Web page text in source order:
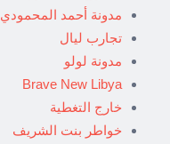
مدونة أحمد المحمودي
تجارب ليال
مدونة لولو
Brave New Libya
خارج التغطية
خواطر بنت الشريف